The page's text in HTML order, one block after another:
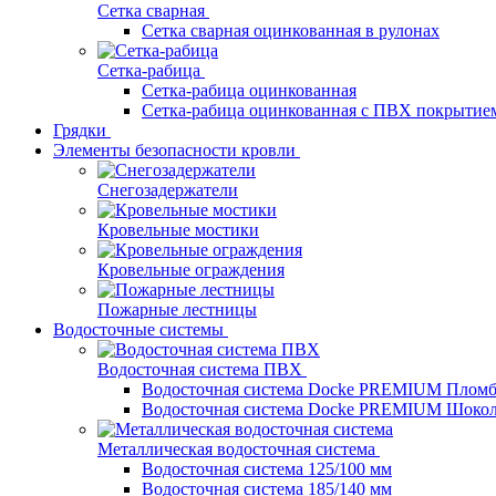
Сетка сварная
Сетка сварная оцинкованная в рулонах
Сетка-рабица
Сетка-рабица оцинкованная
Сетка-рабица оцинкованная с ПВХ
Грядки
Элементы безопасности кровли
Снегозадержатели
Кровельные мостики
Кровельные ограждения
Пожарные лестницы
Водосточные системы
Водосточная система ПВХ
Водосточная система Docke PREMIUM
Водосточная система Docke PREMIUM
Металлическая водосточная система
Водосточная система 125/100 мм
Водосточная система 185/140 мм